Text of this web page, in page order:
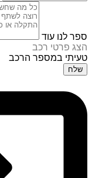
ספר לנו עוד
הצג פרטי רכב
טעיתי במספר הרכב
שלח